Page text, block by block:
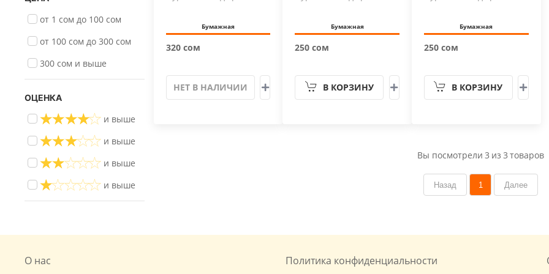
от 1 сом до 100 сом
от 100 сом до 300 сом
300 сом и выше
ОЦЕНКА
и выше
и выше
и выше
и выше
Бумажная
320 сом
НЕТ В НАЛИЧИИ
Бумажная
250 сом
В КОРЗИНУ
Бумажная
250 сом
В КОРЗИНУ
Вы посмотрели 3 из 3 товаров
Назад 1 Далее
О нас Политика конфиденциальности